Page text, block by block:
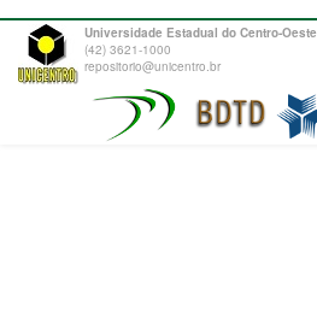
Universidade Estadual do Centro-Oeste
(42) 3621-1000
repositorio@unicentro.br